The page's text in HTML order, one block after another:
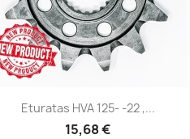
Pikakatselu
Eturatas HVA 125- -22 ,...
15,68 €